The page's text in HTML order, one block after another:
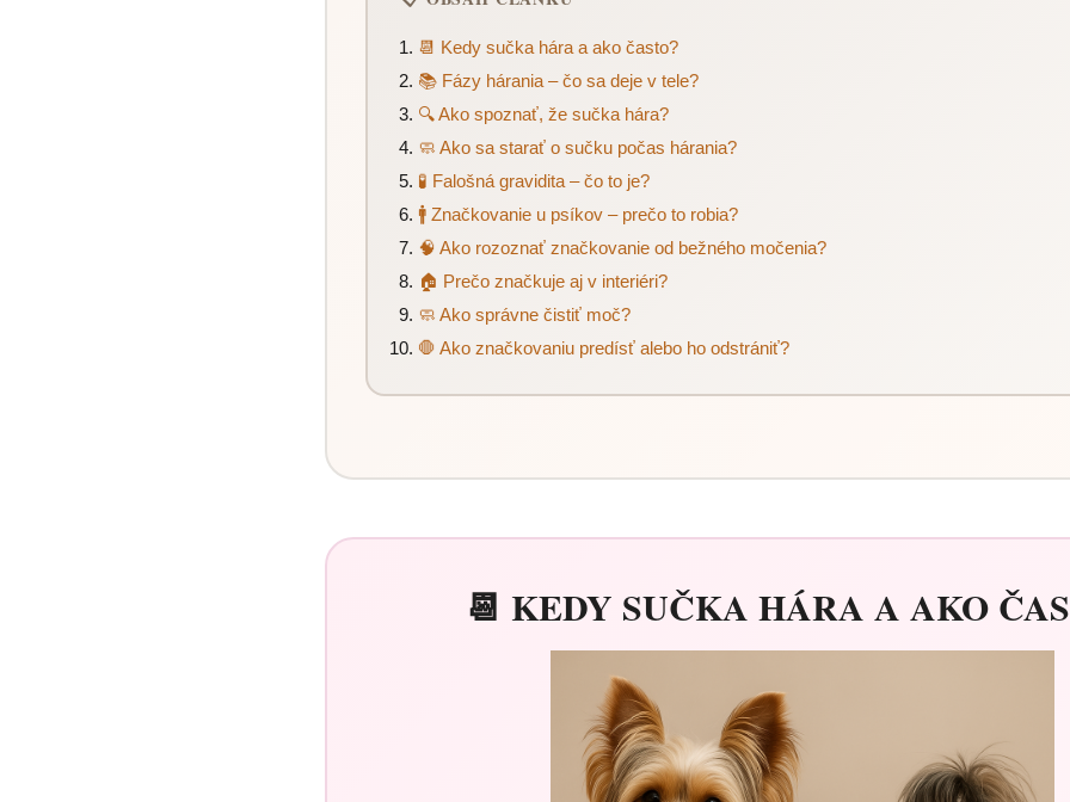
📆 Kedy sučka hára a ako často?
📚 Fázy hárania – čo sa deje v tele?
🔍 Ako spoznať, že sučka hára?
🧼 Ako sa starať o sučku počas hárania?
🧪 Falošná gravidita – čo to je?
🚹 Značkovanie u psíkov – prečo to robia?
🧠 Ako rozoznať značkovanie od bežného močenia?
🏠 Prečo značkuje aj v interiéri?
🧼 Ako správne čistiť moč?
🛑 Ako značkovaniu predísť alebo ho odstrániť?
📆 KEDY SUČKA HÁRA A AKO